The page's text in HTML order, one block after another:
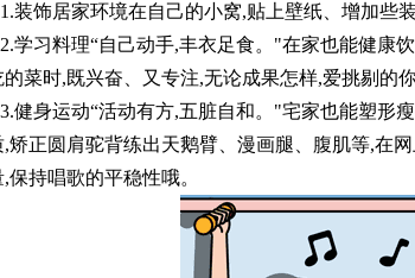
居家环境在自己的小窝,贴上壁纸、增加些装
料理“自己动手,丰衣足食。"在家也能健康饮
的菜时,既兴奋、又专注,无论成果怎样,爱挑剔的
运动“活动有方,五脏自和。"宅家也能塑形瘦
,矫正圆肩驼背练出天鹅臂、漫画腿、腹肌等,在
保持唱歌的平稳性哦。